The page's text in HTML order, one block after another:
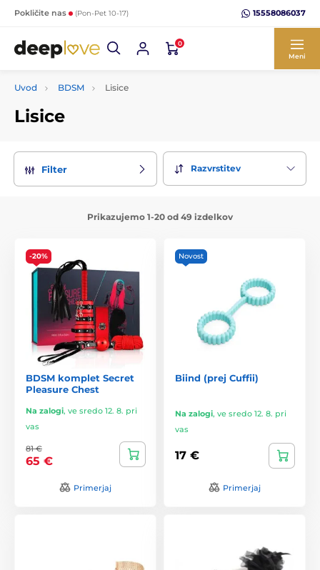
Pokličite nas (Pon-Pet 10-17) 15558086037
0
Meni
Uvod BDSM Lisice
Lisice
Filter Razvrstitev
Prikazujemo 1-20 od 49 izdelkov
-20%
BDSM komplet Secret
Pleasure Chest
Na zalogi, ve sredo 12. 8. pri
vas
81 €
65 €
Primerjaj
Novost
Biind (prej Cuffii)
Na zalogi, ve sredo 12. 8. pri
vas
17 €
Primerjaj